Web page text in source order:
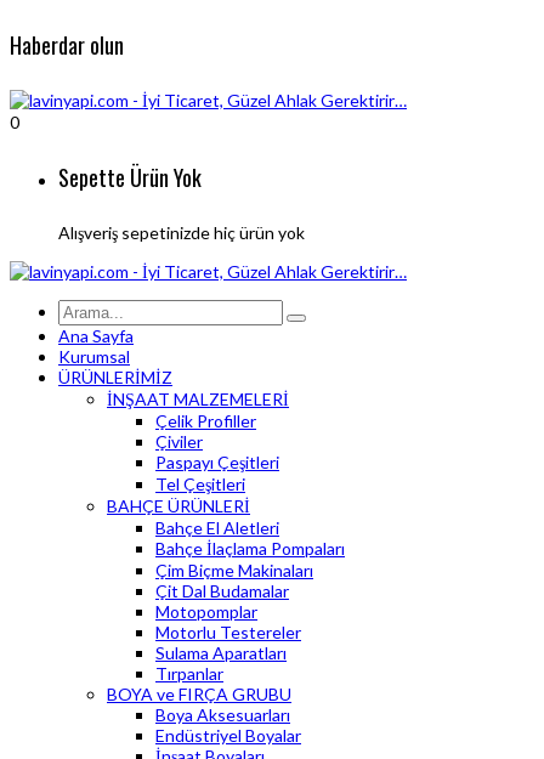
Haberdar olun
0
Sepette Ürün Yok
Alışveriş sepetinizde hiç ürün yok
Ana Sayfa
Kurumsal
ÜRÜNLERİMİZ
İNŞAAT MALZEMELERİ
Çelik Profiller
Çiviler
Paspayı Çeşitleri
Tel Çeşitleri
BAHÇE ÜRÜNLERİ
Bahçe El Aletleri
Bahçe İlaçlama Pompaları
Çim Biçme Makinaları
Çit Dal Budamalar
Motopomplar
Motorlu Testereler
Sulama Aparatları
Tırpanlar
BOYA ve FIRÇA GRUBU
Boya Aksesuarları
Endüstriyel Boyalar